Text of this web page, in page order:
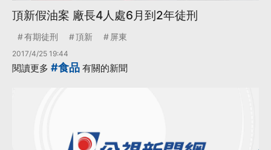
頂新假油案 廠長4人處6月到2年徒刑
有期徒刑 頂新 屏東
2017/4/25 19:44
閱讀更多 #食品 有關的新聞